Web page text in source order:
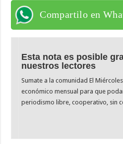
Compartilo en
Esta nota es posible
nuestros lectores
Sumate a la comunidad El
económico mensual para que
periodismo libre, cooperativo, sin